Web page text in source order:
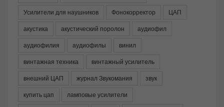
Усилители для наушников
Фонокорректор
ЦАП
акустика
акустический поролон
аудиофил
аудиофилия
аудиофилы
винил
винтажная техника
винтажный усилитель
внешний ЦАП
журнал Звукомания
звук
купить цап
ламповые усилители